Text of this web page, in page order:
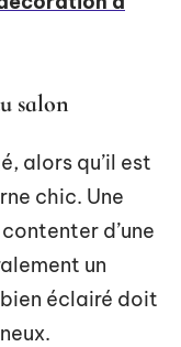
salon
alors qu’il est
chic. Une
d’une
un
éclairé doit